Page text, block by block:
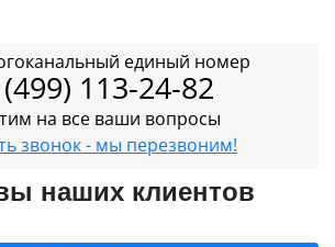
единый номер
113-24-82
на все ваши вопросы
звонок - мы перезвоним!
наших клиентов